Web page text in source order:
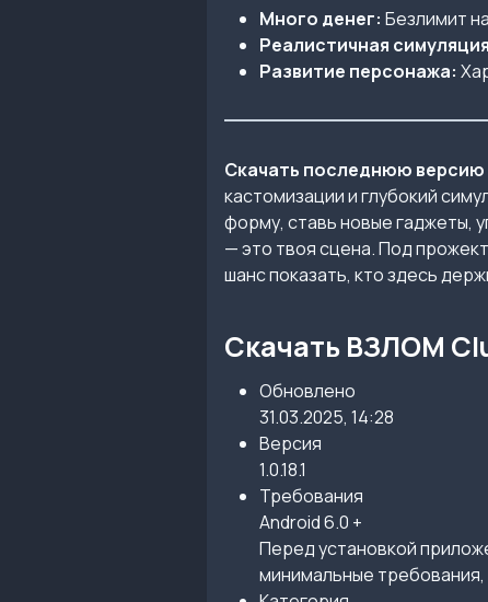
Много денег: Безлимит
Реалистичная
Развитие персонажа:
Скачать последнюю версию
кастомизации и глубокий
форму, ставь новые гаджеты,
— это твоя сцена. Под
шанс показать, кто здесь
Скачать ВЗЛОМ
Обновлено
31.03.2025, 14:28
Версия
1.0.18.1
Требования
Android 6.0 +
Перед установкой
минимальные